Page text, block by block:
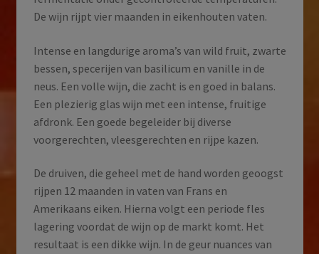
De wijn rijpt vier maanden in eikenhouten vaten.
Intense en langdurige aroma’s van wild fruit, zwarte
bessen, specerijen van basilicum en vanille in de
neus. Een volle wijn, die zacht is en goed in balans.
Een plezierig glas wijn met een intense, fruitige
afdronk. Een goede begeleider bij diverse
voorgerechten, vleesgerechten en rijpe kazen.
De druiven, die geheel met de hand worden geoogst
rijpen 12 maanden in vaten van Frans en
Amerikaans eiken. Hierna volgt een periode fles
lagering voordat de wijn op de markt komt. Het
resultaat is een dikke wijn. In de geur nuances van